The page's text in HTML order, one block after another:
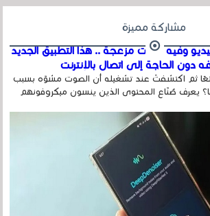
مشاركة مميزة
وفيه أصوت مزعجة .. هذا التطبيق الجديد
دون الحاجة إلى اتصال بالإنترنت
ثم اكتشفتَ عند تشغيله أن الصوت مشوّه بسبب
يعرف صُنّاع المحتوى الذين ينسون ميكروفونهم